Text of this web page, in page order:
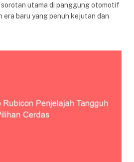
sorotan utama di panggung otomotif
era baru yang penuh kejutan dan